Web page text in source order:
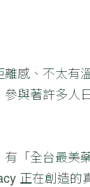
感、不太有
與著許多人
「全台最美
正在創造的